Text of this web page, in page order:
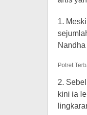
1.
Potret
2.
kini ia